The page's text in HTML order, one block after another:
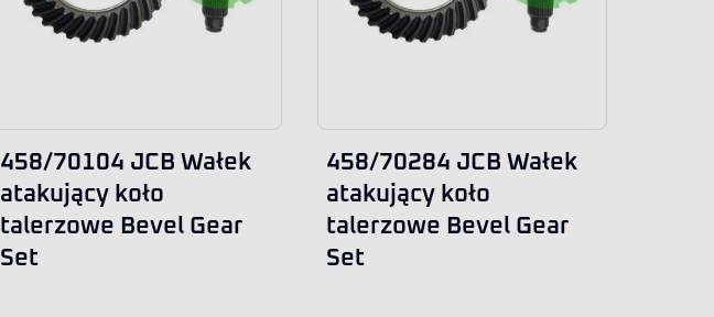
458/70104 JCB Wałek
atakujący koło
talerzowe Bevel Gear
Set
458/70284 JCB Wałek
atakujący koło
talerzowe Bevel Gear
Set